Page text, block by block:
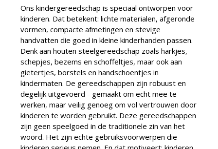
Ons kindergereedschap is speciaal ontworpen voor
kinderen. Dat betekent: lichte materialen, afgeronde
vormen, compacte afmetingen en stevige
handvatten die goed in kleine kinderhanden passen.
Denk aan houten steelgereedschap zoals harkjes,
schepjes, bezems en schoffeltjes, maar ook aan
gietertjes, borstels en handschoentjes in
kindermaten. De gereedschappen zijn robuust en
degelijk uitgevoerd - gemaakt om echt mee te
werken, maar veilig genoeg om vol vertrouwen door
kinderen te worden gebruikt. Deze gereedschappen
zijn geen speelgoed in de traditionele zin van het
woord. Het zijn echte gebruiksvoorwerpen die